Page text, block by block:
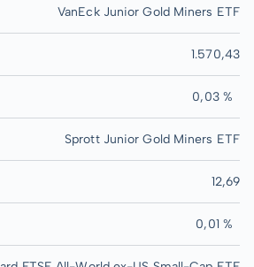
VanEck Junior Gold Miners ETF
1.570,43
0,03 %
Sprott Junior Gold Miners ETF
12,69
0,01 %